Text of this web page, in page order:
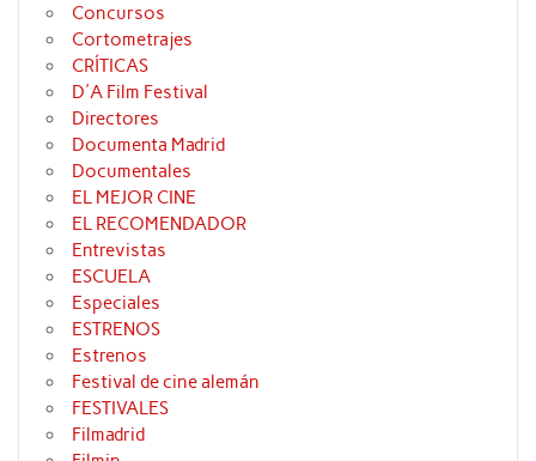
Concursos
Cortometrajes
CRÍTICAS
D'A Film Festival
Directores
Documenta Madrid
Documentales
EL MEJOR CINE
EL RECOMENDADOR
Entrevistas
ESCUELA
Especiales
ESTRENOS
Estrenos
Festival de cine alemán
FESTIVALES
Filmadrid